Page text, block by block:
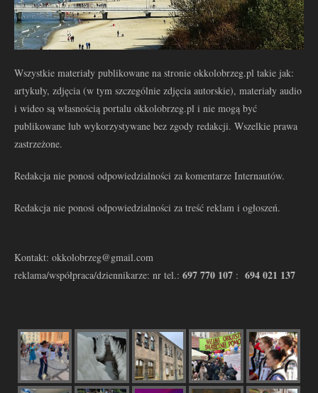
Wszystkie materiały publikowane na stronie okkolobrzeg.pl takie jak:
artykuły, zdjęcia (w tym szczególnie zdjęcia autorskie), materiały audio
i wideo są własnością portalu okkolobrzeg.pl i nie mogą być
publikowane lub wykorzystywane bez zgody redakcji. Wszelkie prawa
zastrzeżone.
Redakcja nie ponosi odpowiedzialności za komentarze Internautów.
Redakcja nie ponosi odpowiedzialności za treść reklam i ogłoszeń.
Kontakt: okkolobrzeg@gmail.com
reklama/współpraca/dziennikarze: nr tel.: 697 770 107 : 694 021 137